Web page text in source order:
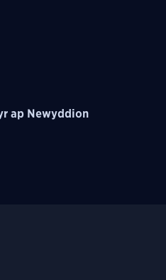
ap Newyddion